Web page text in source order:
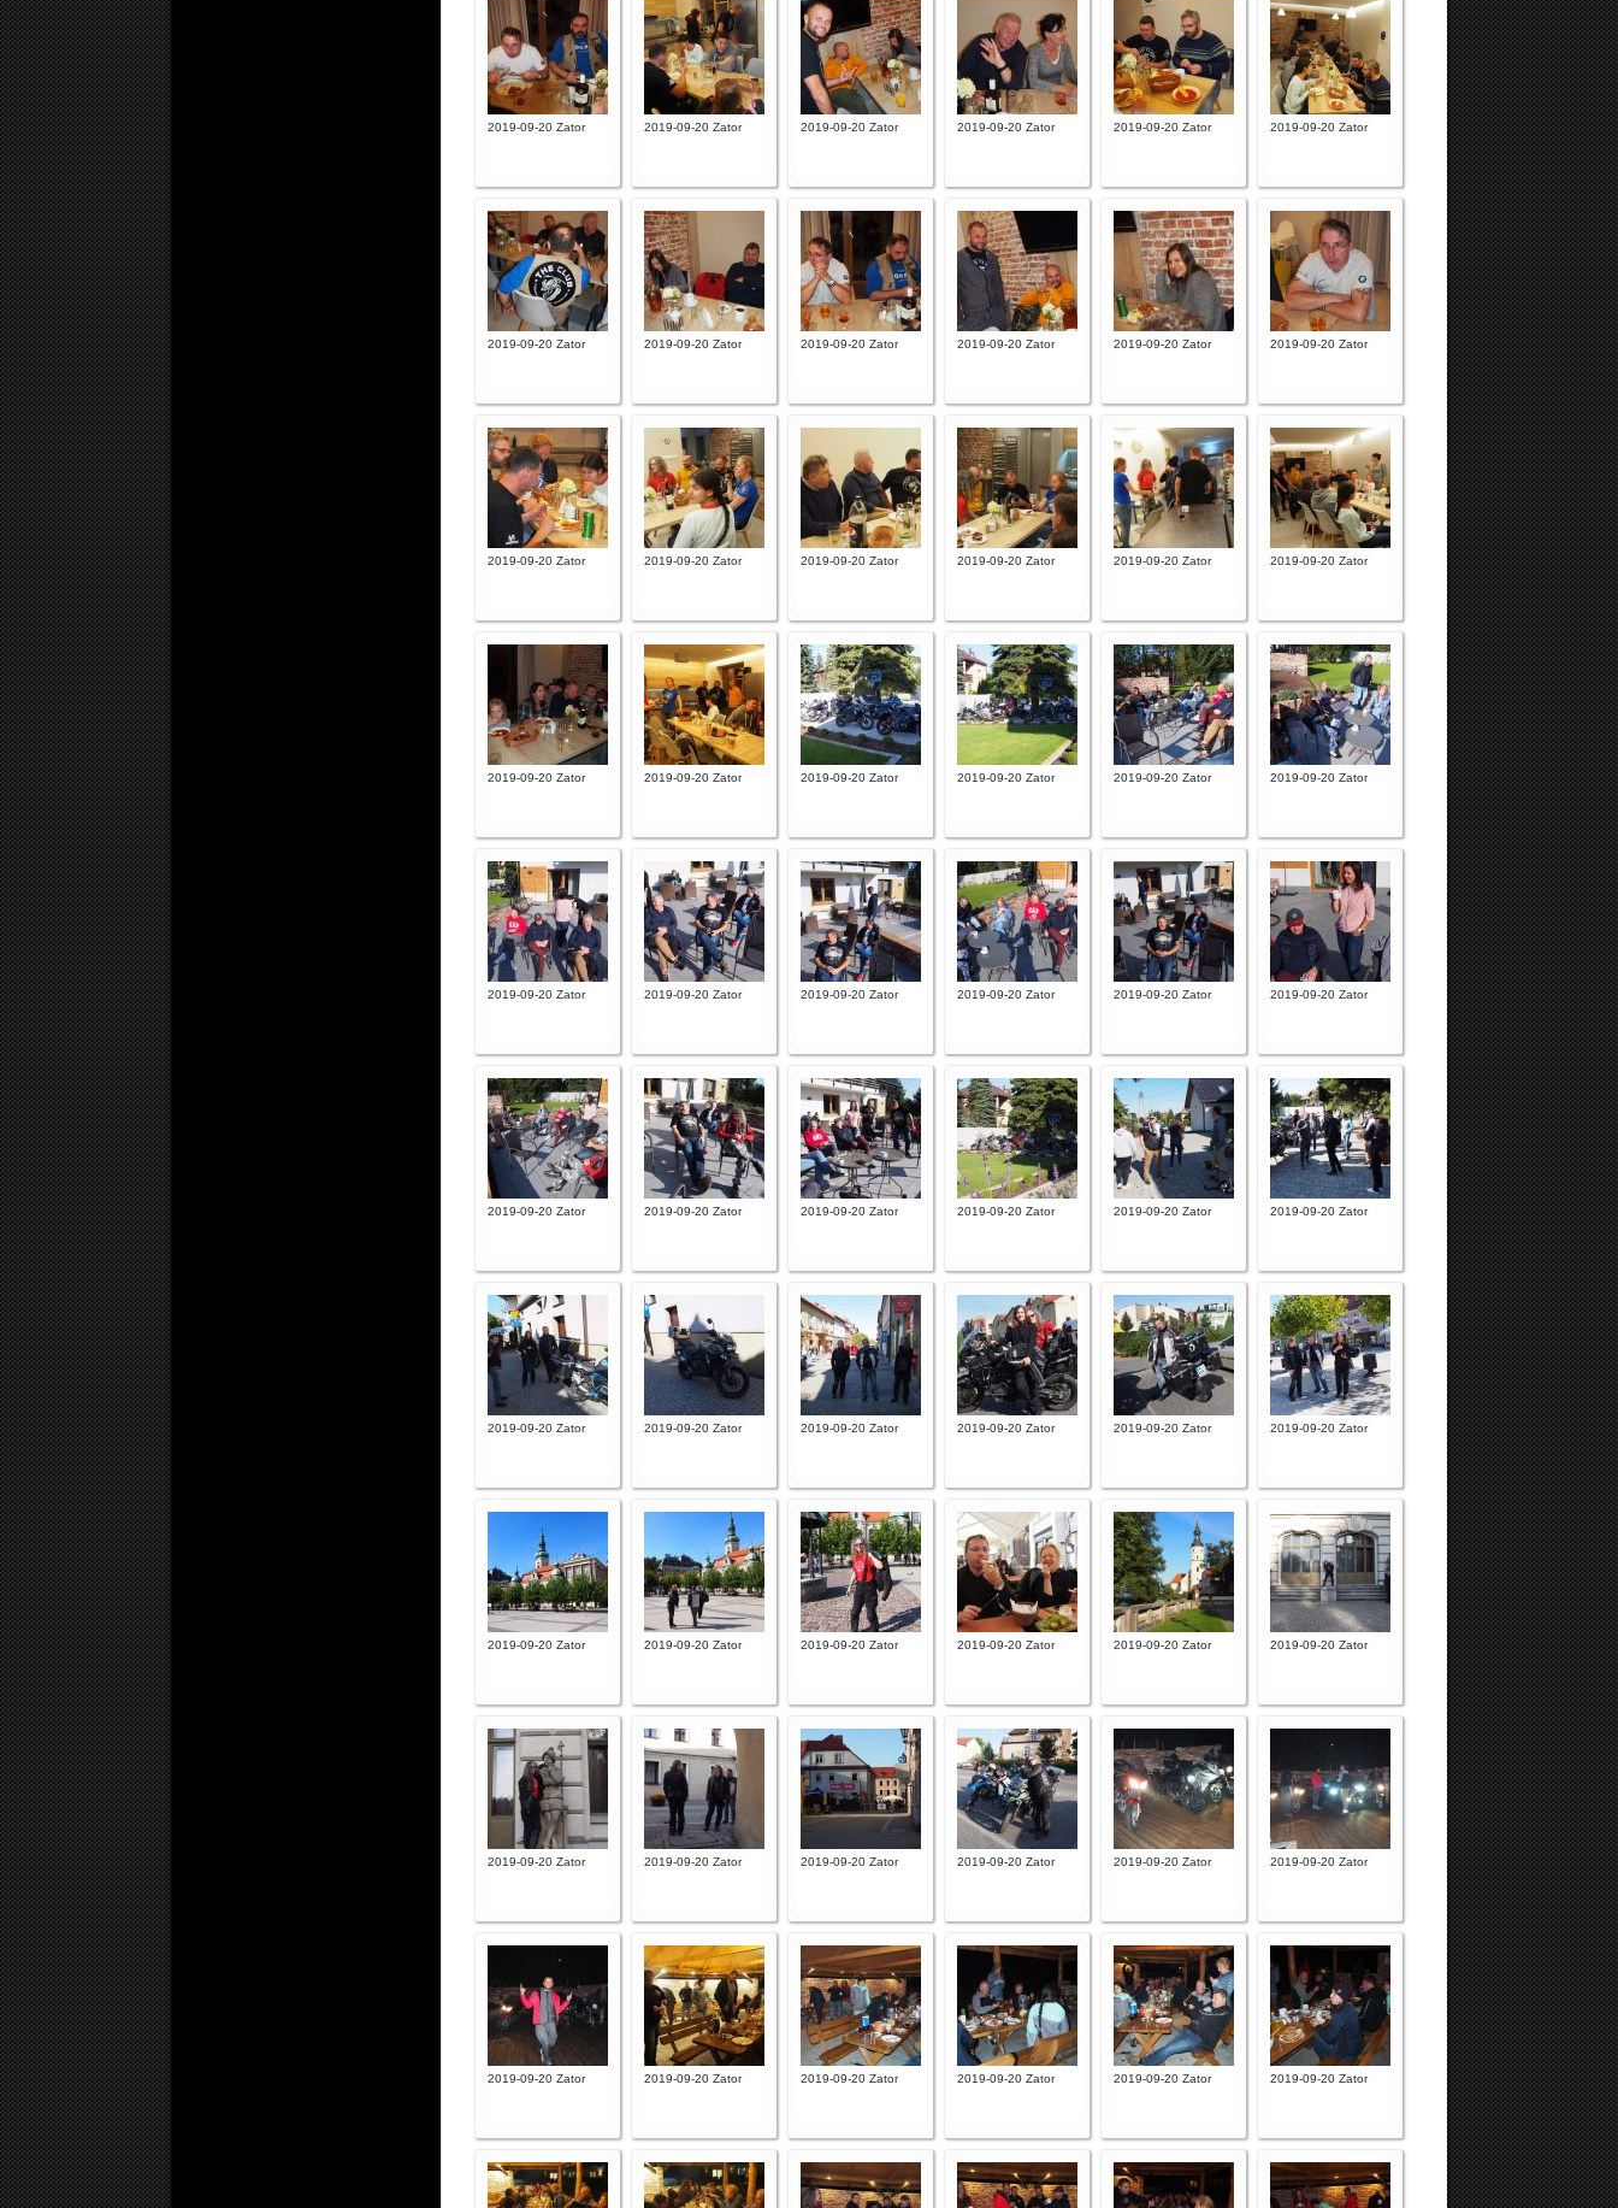
2019-09-20 Zator 2019-09-20 Zator 2019-09-20 Zator 2019-09-20 Zator 2019-09-20 Zator 2019-09-20 Zator
2019-09-20 Zator 2019-09-20 Zator 2019-09-20 Zator 2019-09-20 Zator 2019-09-20 Zator 2019-09-20 Zator
2019-09-20 Zator 2019-09-20 Zator 2019-09-20 Zator 2019-09-20 Zator 2019-09-20 Zator 2019-09-20 Zator
2019-09-20 Zator 2019-09-20 Zator 2019-09-20 Zator 2019-09-20 Zator 2019-09-20 Zator 2019-09-20 Zator
2019-09-20 Zator 2019-09-20 Zator 2019-09-20 Zator 2019-09-20 Zator 2019-09-20 Zator 2019-09-20 Zator
2019-09-20 Zator 2019-09-20 Zator 2019-09-20 Zator 2019-09-20 Zator 2019-09-20 Zator 2019-09-20 Zator
2019-09-20 Zator 2019-09-20 Zator 2019-09-20 Zator 2019-09-20 Zator 2019-09-20 Zator 2019-09-20 Zator
2019-09-20 Zator 2019-09-20 Zator 2019-09-20 Zator 2019-09-20 Zator 2019-09-20 Zator 2019-09-20 Zator
2019-09-20 Zator 2019-09-20 Zator 2019-09-20 Zator 2019-09-20 Zator 2019-09-20 Zator 2019-09-20 Zator
2019-09-20 Zator 2019-09-20 Zator 2019-09-20 Zator 2019-09-20 Zator 2019-09-20 Zator 2019-09-20 Zator